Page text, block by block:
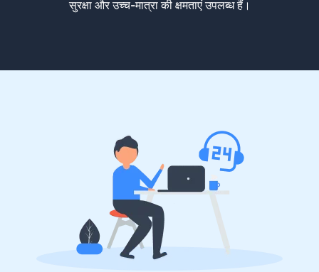
सुरक्षा और उच्च-मात्रा की क्षमताएं उपलब्ध हैं।